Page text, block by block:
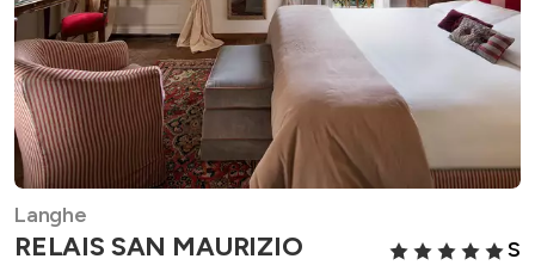
Langhe
RELAIS SAN MAURIZIO
S